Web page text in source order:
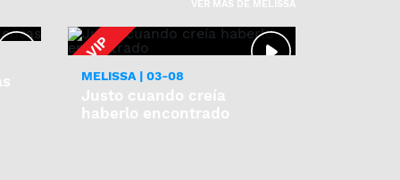
VER MAS DE MELISSA
MELISSA | 03-08
Justo cuando creía
haberlo encontrado